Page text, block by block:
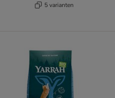
5 varianten